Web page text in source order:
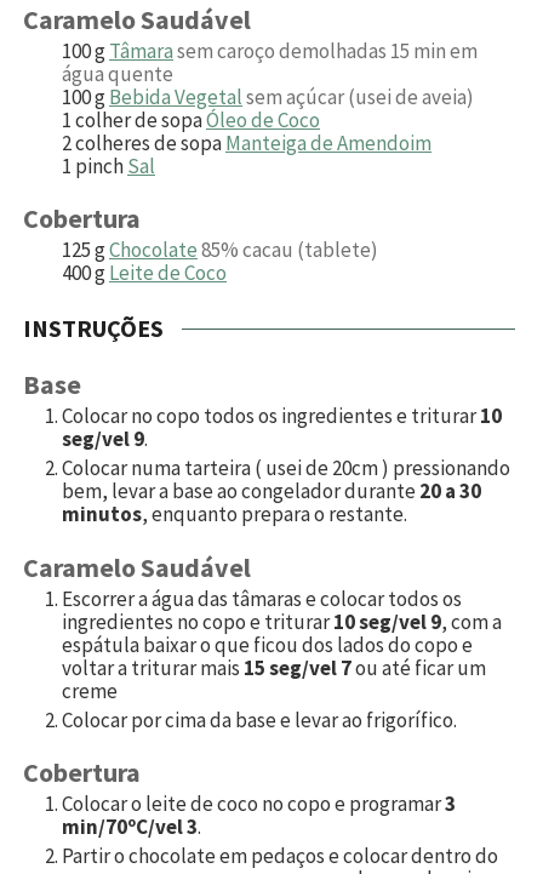
Caramelo Saudável
100gTâmarasem caroço demolhadas 15 min em
água quente
100gBebida Vegetalsem açúcar (usei de aveia)
1colher de sopaÓleo de Coco
2colheres de sopaManteiga de Amendoim
1 p inchSal
Cobertura
125gChocolate85% cacau (tablete)
400gLeite de Coco
INSTRUÇÕES
Base
Colocar no copo todos os ingredientes e triturar10
seg/vel 9.
Colocar numa tarteira ( usei de 20cm ) pressionando
bem, levar a base ao congelador durante20 a 30
minutos, enquanto prepara o restante.
Caramelo Saudável
Escorrer a água das tâmaras e colocar todos os
ingredientes no copo e triturar10 seg/vel 9, com a
espátula baixar o que ficou dos lados do copo e
voltar a triturar mais 15 seg/vel 7ou até ficar um
creme
Colocar por cima da base e levar ao frigorífico.
Cobertura
Colocar o leite de coco no copo e programar3
min/70ºC/vel 3.
Partir o chocolate em pedaços e colocar dentro do